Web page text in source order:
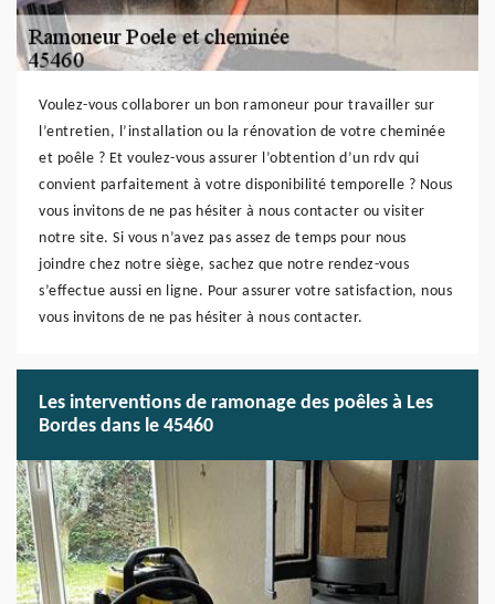
Voulez-vous collaborer un bon ramoneur pour travailler sur
l’entretien, l’installation ou la rénovation de votre cheminée
et poêle ? Et voulez-vous assurer l’obtention d’un rdv qui
convient parfaitement à votre disponibilité temporelle ? Nous
vous invitons de ne pas hésiter à nous contacter ou visiter
notre site. Si vous n’avez pas assez de temps pour nous
joindre chez notre siège, sachez que notre rendez-vous
s’effectue aussi en ligne. Pour assurer votre satisfaction, nous
vous invitons de ne pas hésiter à nous contacter.
Les interventions de ramonage des poêles à Les
Bordes dans le 45460